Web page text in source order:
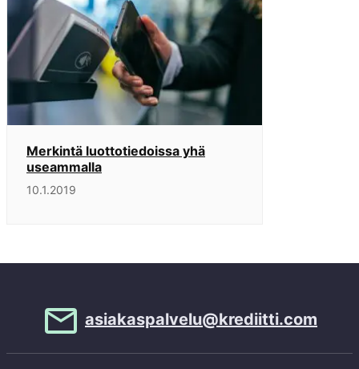
Merkintä luottotiedoissa yhä
useammalla
10.1.2019
asiakaspalvelu@krediitti.com